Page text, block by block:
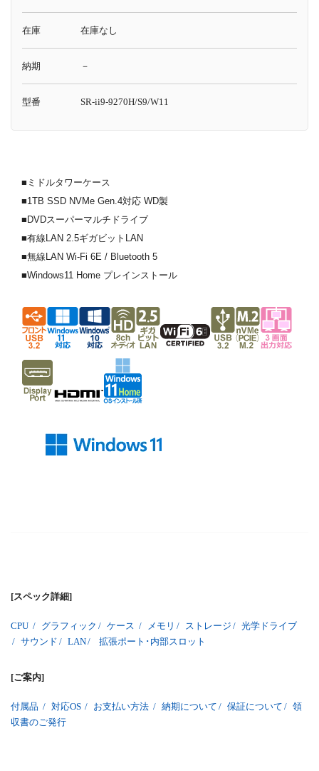
在庫 在庫なし
納期 －
型番 SR-ii9-9270H/S9/W11
■ミドルタワーケース
■1TB SSD NVMe Gen.4対応 WD製
■DVDスーパーマルチドライブ
■有線LAN 2.5ギガビットLAN
■無線LAN Wi-Fi 6E / Bluetooth 5
■Windows11 Home プレインストール
[スペック詳細]
CPU / グラフィック / ケース / メモリ / ストレージ / 光学ドライブ
/ サウンド / LAN/ 拡張ポート･内部スロット
[ご案内]
付属品 / 対応OS / お支払い方法 / 納期について / 保証について / 領
収書のご発行